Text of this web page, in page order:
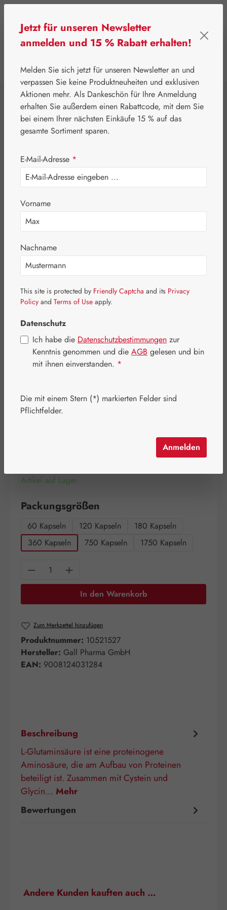
⌂ Gall Pharma Aminosäuren
L-Glutaminsäure
400 mg GPH
Kapseln
Bildergalerie überspringen
(649,44 € / 1 Kilogramm)
Artikel auf Lager.
Packungsgrößen
60 Kapseln 120 Kapseln
180 Kapseln
360 Kapseln
750 Kapseln 1750 Kapseln
Produkt Anzahl: Gib den gewünschten
In den Warenkorb
Zum Merkzettel hinzufügen
Produktnummer: 10521527
Hersteller: Gall Pharma GmbH
EAN: 9008124031284
Beschreibung
L-Glutaminsäure ist eine proteinogene
Aminosäure, die am Aufbau von Proteinen
beteiligt ist. Zusammen mit Cystein und
Glycin… Mehr
Bewertungen
Produktgalerie überspringen
Andere Kunden kauften auch …
Jetzt für unseren Newsletter
anmelden und 15 % Rabatt erhalten!
Melden Sie sich jetzt für unseren Newsletter an und
verpassen Sie keine Produktneuheiten und exklusiven
Aktionen mehr. Als Dankeschön für Ihre Anmeldung
erhalten Sie außerdem einen Rabattcode, mit dem Sie
bei einem Ihrer nächsten Einkäufe 15 % auf das
gesamte Sortiment sparen.
E-Mail-Adresse *
Vorname
Nachname
This site is protected by Friendly Captcha and its Privacy
Policy and Terms of Use apply.
Datenschutz
Ich habe die Datenschutzbestimmungen zur
Kenntnis genommen und die AGB gelesen und bin
mit ihnen einverstanden. *
Die mit einem Stern (*) markierten Felder sind
Pflichtfelder.
Anmelden